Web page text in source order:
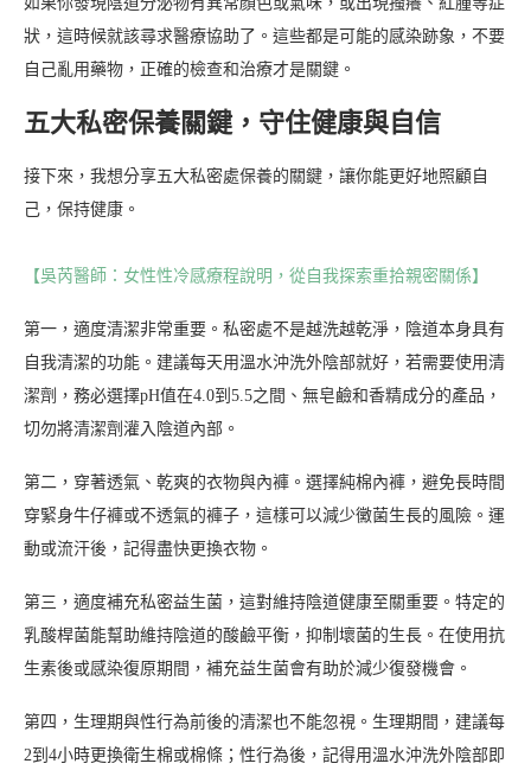
狀，這時候就該尋求醫療協助了。這些都是可能的感染跡象，不要
自己亂用藥物，正確的檢查和治療才是關鍵。
五大私密保養關鍵，守住健康與自信
接下來，我想分享五大私密處保養的關鍵，讓你能更好地照顧自
己，保持健康。
【吳芮醫師：女性性冷感療程說明，從自我探索重拾親密關係】
第一，適度清潔非常重要。私密處不是越洗越乾淨，陰道本身具有
自我清潔的功能。建議每天用溫水沖洗外陰部就好，若需要使用清
潔劑，務必選擇pH值在4.0到5.5之間、無皂鹼和香精成分的產品，
切勿將清潔劑灌入陰道內部。
第二，穿著透氣、乾爽的衣物與內褲。選擇純棉內褲，避免長時間
穿緊身牛仔褲或不透氣的褲子，這樣可以減少黴菌生長的風險。運
動或流汗後，記得盡快更換衣物。
第三，適度補充私密益生菌，這對維持陰道健康至關重要。特定的
乳酸桿菌能幫助維持陰道的酸鹼平衡，抑制壞菌的生長。在使用抗
生素後或感染復原期間，補充益生菌會有助於減少復發機會。
第四，生理期與性行為前後的清潔也不能忽視。生理期間，建議每
2到4小時更換衛生棉或棉條；性行為後，記得用溫水沖洗外陰部即